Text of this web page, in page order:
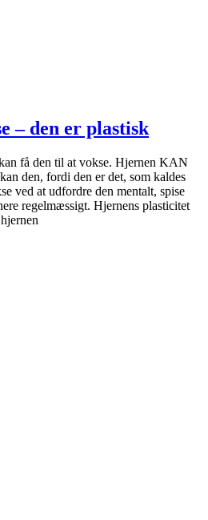
– den er plastisk
få den til at vokse. Hjernen KAN
den, fordi den er det, som kaldes
ved at udfordre den mentalt, spise
regelmæssigt. Hjernens plasticitet